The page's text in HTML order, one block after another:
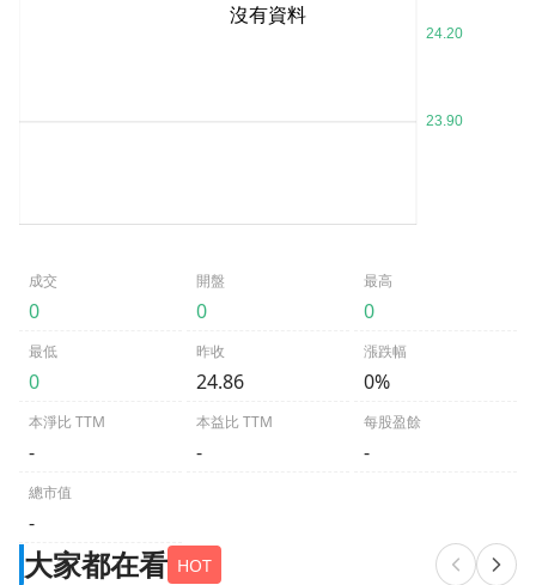
沒有資料
成交
0
開盤
0
最高
0
最低
0
昨收
24.86
漲跌幅
0%
本淨比 TTM
-
本益比 TTM
-
每股盈餘
-
總市值
-
大家都在看 HOT